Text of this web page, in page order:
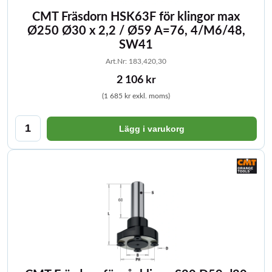
CMT Fräsdorn HSK63F för klingor max
Ø250 Ø30 x 2,2 / Ø59 A=76, 4/M6/48,
SW41
Art.Nr: 183,420,30
2 106 kr
(1 685 kr exkl. moms)
Lägg i varukorg